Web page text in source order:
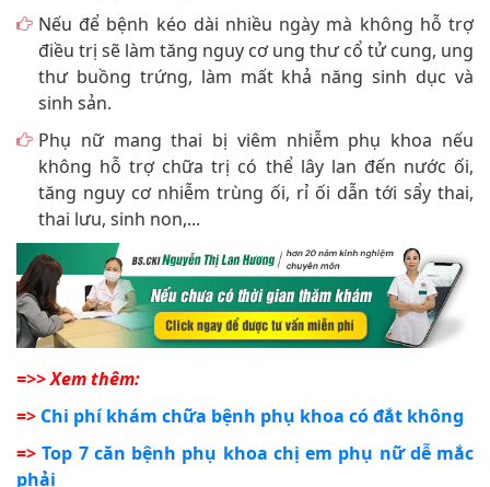
Nếu để bệnh kéo dài nhiều ngày mà không hỗ trợ
điều trị sẽ làm tăng nguy cơ ung thư cổ tử cung, ung
thư buồng trứng, làm mất khả năng sinh dục và
sinh sản.
Phụ nữ mang thai bị viêm nhiễm phụ khoa nếu
không hỗ trợ chữa trị có thể lây lan đến nước ối,
tăng nguy cơ nhiễm trùng ối, rỉ ối dẫn tới sẩy thai,
thai lưu, sinh non,...
=>> Xem thêm:
=> Chi phí khám chữa bệnh phụ khoa có đắt không
=> Top 7 căn bệnh phụ khoa chị em phụ nữ dễ mắc
phải